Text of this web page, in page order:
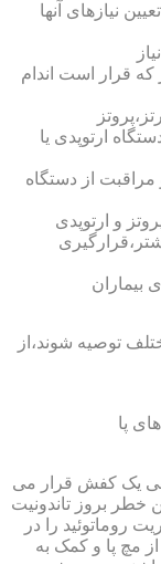
نیازهای آنها
که قرار است اندام
ارتوپدی یا
مراقبت از دستگاه
و ارتوپدی
بیماران
توصیه شوند،از
پا
یک کفش قرار می
خطر بروز تاندونیت
روماتوئید را در
مچ پا و کمک به